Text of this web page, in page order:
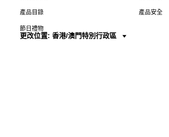
產品目錄
節日禮物
產品安全
更改位置: 香港/澳門特別行政區